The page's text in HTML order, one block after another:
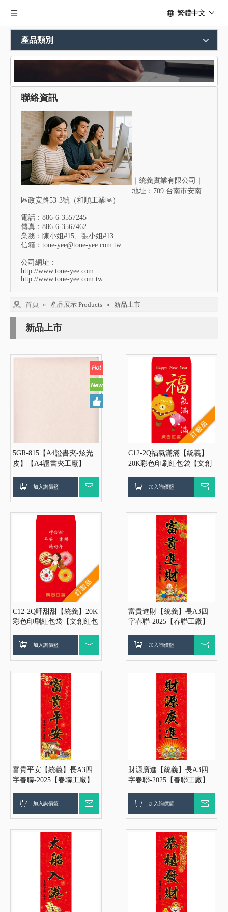
繁體中文
產品類別
聯絡資訊
｜ 統義實業有限公司｜
地址：709 台南市安南
區政安路53-3號（和順工業區）
電話：886-6-3557245
傳真：886-6-3567462
業務：陳小姐#15、張小姐#13
信箱： tone-yee@tone-yee.com.tw
公司網址：
http://www.tone-yee.com
http://www.tone-yee.com.tw
首頁 » 產品展示 Products » 新品上市
新品上市
5GR-815【A4證書夾-炫光
皮】【A4證書夾工廠】
廠】【A4聘書夾工廠-炫光
加入詢價籃
C12-2Q福氣滿滿【統義】
20K彩色印刷紅包袋【文創
廠】【紅包袋工廠】【客製
便宜工廠】【過年紅包袋工
廠】【3000免運】
加入詢價籃
C12-2Q呷甜甜【統義】20K
彩色印刷紅包袋【文創紅包
【紅包袋工廠】【客製化工
工廠】【過年紅包袋工廠】
【3000免運】
加入詢價籃
富貴進財【統義】長A3四
字春聯-2025【春聯工廠】
聯】【春聯紅包袋】【客製
【超便宜工廠】【3000免
運】
加入詢價籃
富貴平安【統義】長A3四
字春聯-2025【春聯工廠】
聯】【春聯紅包袋】【客製
【超便宜工廠】【3000免
運】
加入詢價籃
財源廣進【統義】長A3四
字春聯-2025【春聯工廠】
聯】【春聯紅包袋】【客製
【超便宜工廠】【3000免
運】
加入詢價籃